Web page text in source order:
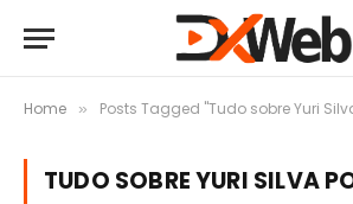
Home » Posts Tagged "Tudo sobre Yuri
TUDO SOBRE YURI SILVA